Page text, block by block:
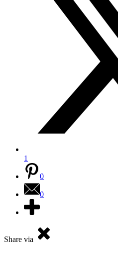
1
0
0
Share via